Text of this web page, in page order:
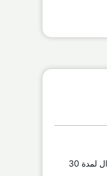
إذا لم يعجبك المنتج، يمكنك إرجاعه إلينا دون طرح أي سؤال لمدة 30